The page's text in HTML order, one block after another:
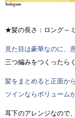
★髪の長さ：ロング～
見た目は豪華なのに、
三つ編みをつくったら
髪をまとめると正面か
ツインならボリューム
耳下のアレンジなので